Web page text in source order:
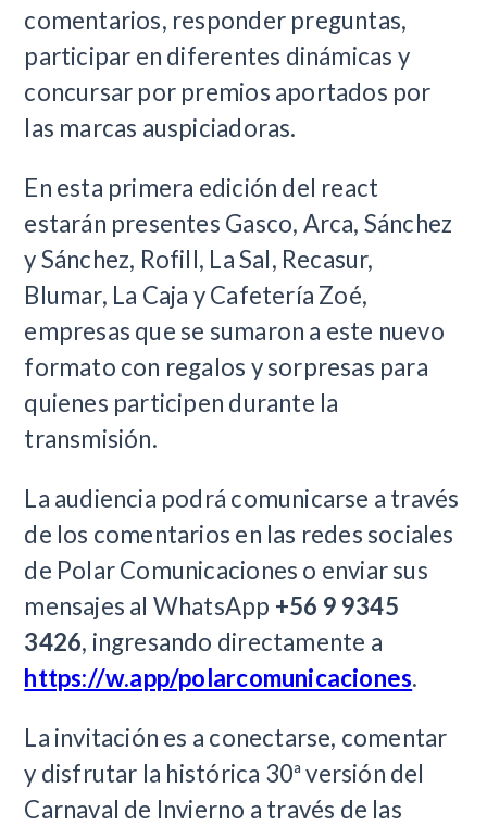
comentarios, responder preguntas,
participar en diferentes dinámicas y
concursar por premios aportados por
las marcas auspiciadoras.
En esta primera edición del react
estarán presentes Gasco, Arca, Sánchez
y Sánchez, Rofill, La Sal, Recasur,
Blumar, La Caja y Cafetería Zoé,
empresas que se sumaron a este nuevo
formato con regalos y sorpresas para
quienes participen durante la
transmisión.
La audiencia podrá comunicarse a través
de los comentarios en las redes sociales
de Polar Comunicaciones o enviar sus
mensajes al WhatsApp +56 9 9345
3426, ingresando directamente a
https://w.app/polarcomunicaciones.
La invitación es a conectarse, comentar
y disfrutar la histórica 30ª versión del
Carnaval de Invierno a través de las